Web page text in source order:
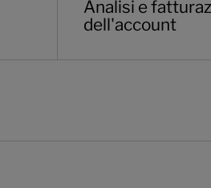
Analisi e
dell'account